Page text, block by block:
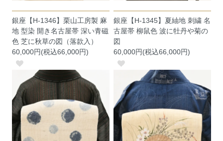
銀座【H-1346】栗山工房製 麻
地 型染 開き名古屋帯 深い青磁
色 芝に秋草の図（落款入）
60,000円(税込66,000円)
銀座【H-1345】夏紬地 刺繍 名
古屋帯 柳鼠色 波に牡丹や菊の
図
60,000円(税込66,000円)